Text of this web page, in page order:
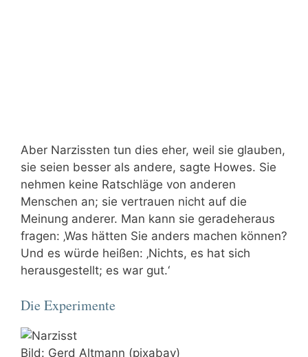
Aber Narzissten tun dies eher, weil sie glauben,
sie seien besser als andere, sagte Howes. Sie
nehmen keine Ratschläge von anderen
Menschen an; sie vertrauen nicht auf die
Meinung anderer. Man kann sie geradeheraus
fragen: ‚Was hätten Sie anders machen können?
Und es würde heißen: ‚Nichts, es hat sich
herausgestellt; es war gut.‘
Die Experimente
Bild: Gerd Altmann (pixabay)